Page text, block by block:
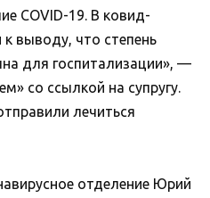
COVID-19. В ковид-
выводу, что степень
для госпитализации», —
со ссылкой на супругу.
лечиться
отделение Юрий